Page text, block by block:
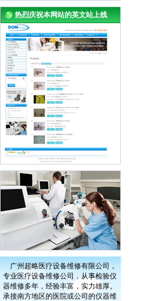
热烈庆祝本网站的英文站上线
广州超略医疗设备维修有限公司，
专业医疗设备维修公司，从事检验仪
器维修多年，经验丰富，实力雄厚。
承接南方地区的医院或公司的仪器维